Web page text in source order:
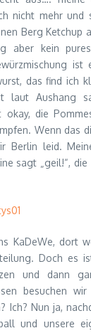
nicht mehr und
Berg Ketchup
aber kein
ist
das find ich
laut Aushang
die
Wenn das
Berlin leid.
sagt „geil!“,
KaDeWe, dort
Doch es
und dann
besuchen
Ich? Nun ja,
und unsere